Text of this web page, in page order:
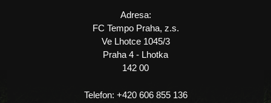
Adresa:
FC Tempo Praha, z.s.
Ve Lhotce 1045/3
Praha 4 - Lhotka
142 00
Telefon: +420 606 855 136